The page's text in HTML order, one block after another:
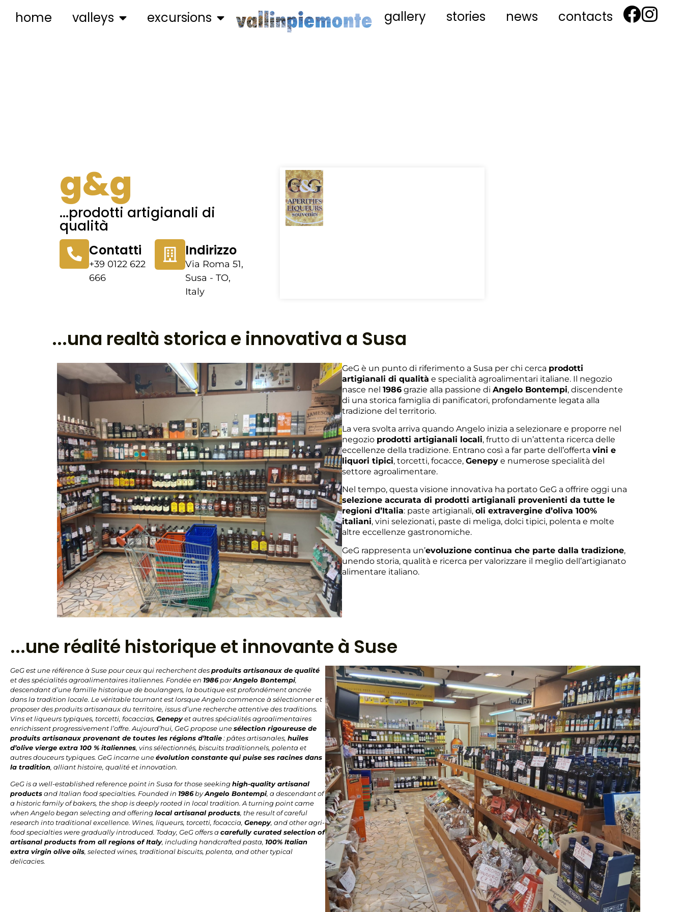
home valleys excursions gallery stories news contacts
g&g
...prodotti artigianali di
qualità
Contatti
+39 0122 622
666
Indirizzo
Via Roma 51,
Susa - TO,
Italy
...una realtà storica e innovativa a Susa
GeG è un punto di riferimento a Susa per chi cerca prodotti
artigianali di qualità e specialità agroalimentari italiane. Il negozio
nasce nel 1986 grazie alla passione di Angelo Bontempi, discendente
di una storica famiglia di panificatori, profondamente legata alla
tradizione del territorio.
La vera svolta arriva quando Angelo inizia a selezionare e proporre nel
negozio prodotti artigianali locali, frutto di un’attenta ricerca delle
eccellenze della tradizione. Entrano così a far parte dell’offerta vini e
liquori tipici, torcetti, focacce, Genepy e numerose specialità del
settore agroalimentare.
Nel tempo, questa visione innovativa ha portato GeG a offrire oggi una
selezione accurata di prodotti artigianali provenienti da tutte le
regioni d’Italia: paste artigianali, oli extravergine d’oliva 100%
italiani, vini selezionati, paste di meliga, dolci tipici, polenta e molte
altre eccellenze gastronomiche.
GeG rappresenta un’evoluzione continua che parte dalla tradizione,
unendo storia, qualità e ricerca per valorizzare il meglio dell’artigianato
alimentare italiano.
...une réalité historique et innovante à Suse
GeG est une référence à Suse pour ceux qui recherchent des produits artisanaux de qualité
et des spécialités agroalimentaires italiennes. Fondée en 1986parAngelo Bontempi,
descendant d’une famille historique de boulangers, la boutique est profondément ancrée
dans la tradition locale. Le véritable tournant est lorsque Angelo commence à sélectionner et
proposer des produits artisanaux du territoire, issus d’une recherche attentive des traditions.
Vins et liqueurs typiques, torcetti, focaccias, Genepyet autres spécialités agroalimentaires
enrichissent progressivement l’offre. Aujourd’hui, GeG propose une sélection rigoureuse de
produits artisanaux provenant de toutes les régions d’Italie : pâtes artisanales, huiles
d’olive vierge extra 100 % italiennes, vins sélectionnés, biscuits traditionnels, polenta et
autres douceurs typiques. GeG incarne une évolution constante qui puise ses racines dans
la tradition, alliant histoire, qualité et innovation.
GeG is a well-established reference point in Susa for those seeking high-quality artisanal
products and Italian food specialties. Founded in 1986byAngelo Bontempi, a descendant of
a historic family of bakers, the shop is deeply rooted in local tradition. A turning point came
when Angelo began selecting and offering local artisanal products, the result of careful
research into traditional excellence. Wines, liqueurs, torcetti, focaccia, Genepy, and other agri-
food specialties were gradually introduced. Today, GeG offers a carefully curated selection of
artisanal products from all regions of Italy, including handcrafted pasta, 100% Italian
extra virgin olive oils, selected wines, traditional biscuits, polenta, and other typical
delicacies.